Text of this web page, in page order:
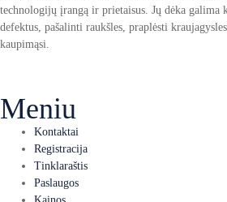
technologijų įrangą ir prietaisus. Jų dėka galima
defektus, pašalinti raukšles, praplėsti
kaupimąsi.
Meniu
Kontaktai
Registracija
Tinklaraštis
Paslaugos